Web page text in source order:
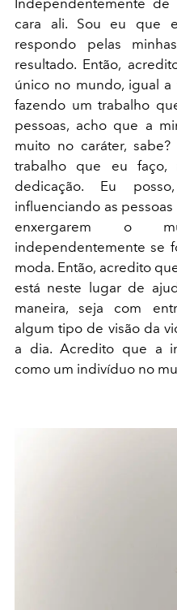
cara ali.Sou eu que
respondo pelas
resultado. Então,
único no mundo, igual
fazendo um trabalho
pessoas, acho que a
muito no caráter,
trabalho que eu faço,
dedicação. Eu
influenciando as
enxergarem o
independentemente se
moda. Então, acredito
está neste lugar de
maneira, seja com
algum tipo de visão da
a dia. Acredito que a
como um indivíduo no